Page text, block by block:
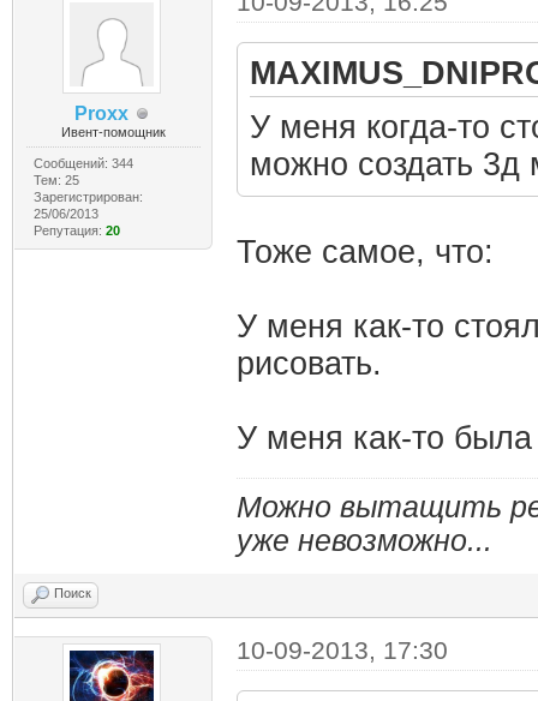
Proxx
Ивент-помощник
Сообщений: 344
Тем: 25
Зарегистрирован:
25/06/2013
Репутация: 20
У меня когда-то
можно создать
Тоже самое, что:
У меня как-то
рисовать.
У меня как-то
Можно вытащить
уже невозможно...
Поиск
10-09-2013, 17:30